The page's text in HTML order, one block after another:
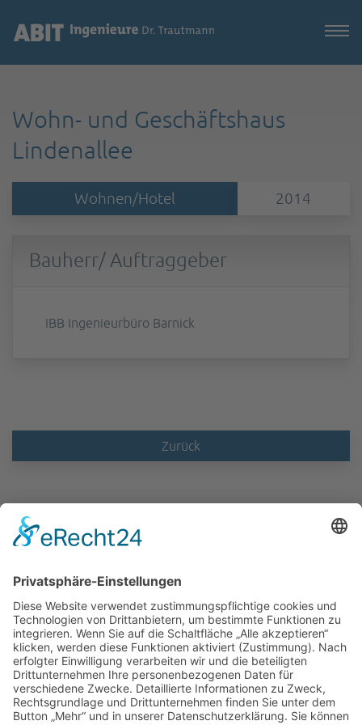
Wohn- und Geschäftshaus
Lindenallee
Wohnen/Hotel 2014
Bauherr/ Auftraggeber
IBB Ingenieurbüro Barnick
Zurück
ABIT Ingenieure Dr. Trautmann GmbH
Marlene-Dietrich-Allee 14A
14482 Potsdam
+49 331 231 832 00